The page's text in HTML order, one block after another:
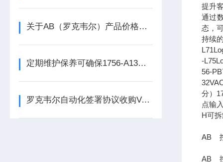
关于AB（罗克韦尔）产品价格调整的通知
定期维护保养可确保1756-A13数字量输出模块的正常运行
罗克韦尔自动化签署协议收购Verve工业保护公司
提升
通过
态，
持续
-
56-
分）
点输
H可
AB
AB